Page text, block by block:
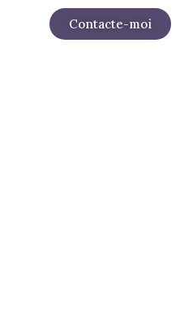
Contacte-moi